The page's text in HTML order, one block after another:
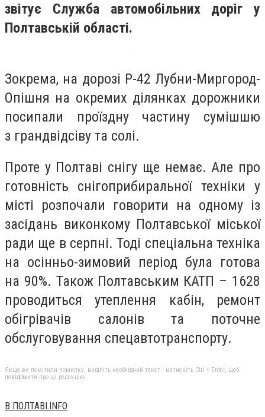
звітує Служба автомобільних доріг у
Полтавській області.
Зокрема, на дорозі Р-42 Лубни-Миргород-
Опішня на окремих ділянках дорожники
посипали проїздну частину сумішшю
з грандвідсіву та солі.
Проте у Полтаві снігу ще немає. Але про
готовність снігоприбиральної техніки у
місті розпочали говорити на одному із
засідань виконкому Полтавської міської
ради ще в серпні. Тоді спеціальна техніка
на осінньо-зимовий період була готова
на 90%. Також Полтавським КАТП – 1628
проводиться утеплення кабін, ремонт
обігрівачів салонів та поточне
обслуговування спецавтотранспорту.
Якщо ви помітили помилку, виділіть необхідний текст і натисніть Ctrl + Enter, щоб
повідомити про це редакцію
В ПОЛТАВІ.INFO